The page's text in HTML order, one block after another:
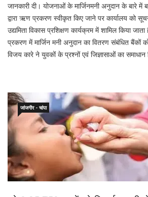
जानकारी दी। योजनाओं के मार्जिनमनी अनुदान के बारे में
द्वारा ऋण प्रकरण स्वीकृत किए जाने पर कार्यालय को
उद्यमिता विकास प्रशिक्षण कार्यक्रम में शामिल किया
प्रकरण में मार्जिन मनी अनुदान का वितरण संबंधित बैंकों
विजय कारे ने युवकों के प्रश्नों एवं जिज्ञासाओं का समाधान
जांजगीर - चांपा